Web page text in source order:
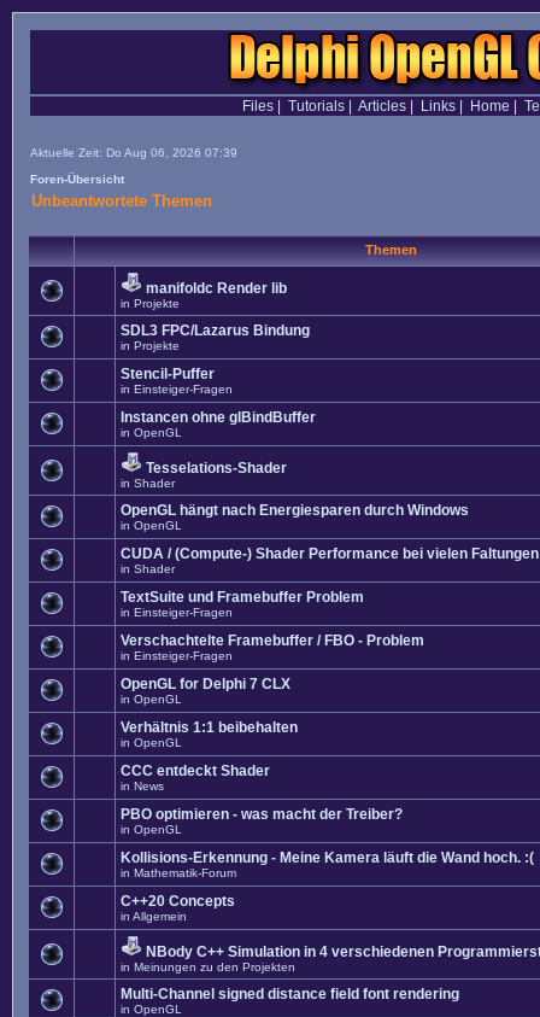
Files| Tutorials| Articles| Links| Home
Aktuelle Zeit: Do Aug 06, 2026 07:39
Foren-Übersicht
Unbeantwortete Themen
Themen
manifoldc Render lib
in Projekte
SDL3 FPC/Lazarus Bindung
in Projekte
Stencil-Puffer
in Einsteiger-Fragen
Instancen ohne glBindBuffer
in OpenGL
Tesselations-Shader
in Shader
OpenGL hängt nach Energiesparen durch Windows
in OpenGL
CUDA / (Compute-) Shader Performance bei vielen Faltungen
in Shader
TextSuite und Framebuffer Problem
in Einsteiger-Fragen
Verschachtelte Framebuffer / FBO - Problem
in Einsteiger-Fragen
OpenGL for Delphi 7 CLX
in OpenGL
Verhältnis 1:1 beibehalten
in OpenGL
CCC entdeckt Shader
in News
PBO optimieren - was macht der Treiber?
in OpenGL
Kollisions-Erkennung - Meine Kamera läuft die Wand hoch. :(
in Mathematik-Forum
C++20 Concepts
in Allgemein
NBody C++ Simulation in 4 verschiedenen
in Meinungen zu den Projekten
Multi-Channel signed distance field font rendering
in OpenGL